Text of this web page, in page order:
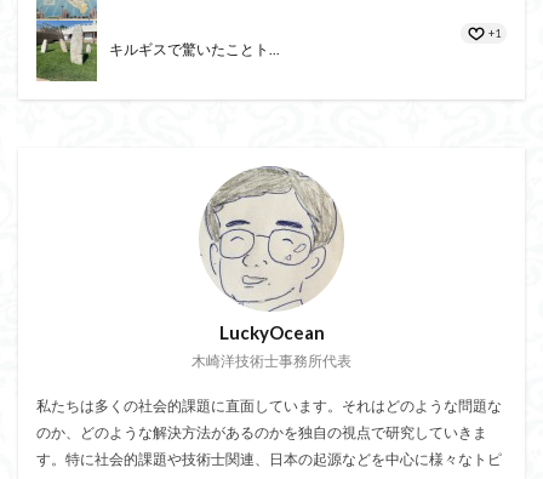
キルギスで驚いたことト...
+1
LuckyOcean
木崎洋技術士事務所代表
私たちは多くの社会的課題に直面しています。それはどのような問題な
のか、どのような解決方法があるのかを独自の視点で研究していきま
す。特に社会的課題や技術士関連、日本の起源などを中心に様々なトピ